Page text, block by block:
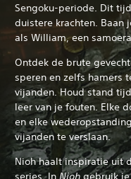
Sengoku-periode. Dit
duistere krachten. Baan
als William, een
Ontdek de brute
speren en zelfs hamers
vijanden. Houd stand
leer van je fouten. Elke
en elke
vijanden te verslaan.
Nioh haalt inspiratie uit
series. In Nioh gebruik